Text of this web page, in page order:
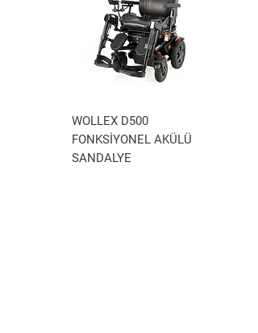
WOLLEX D500
FONKSİYONEL AKÜLÜ
SANDALYE